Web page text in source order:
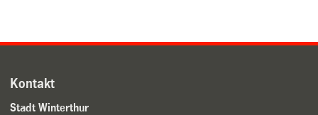
Kontakt
Stadt Winterthur